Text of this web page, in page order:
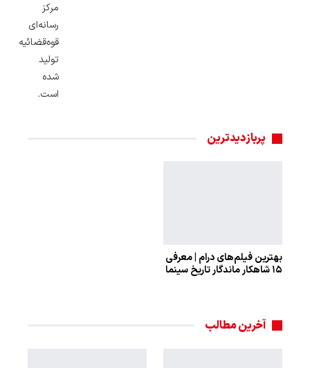
مرکز
رسانه‌ای
قوه‌قضائیه
تولید
شده
است.
پربازدیدترین
بهترین فیلم‌های درام | معرفی
۱۵ شاهکار ماندگار تاریخ سینما
آخرین مطالب